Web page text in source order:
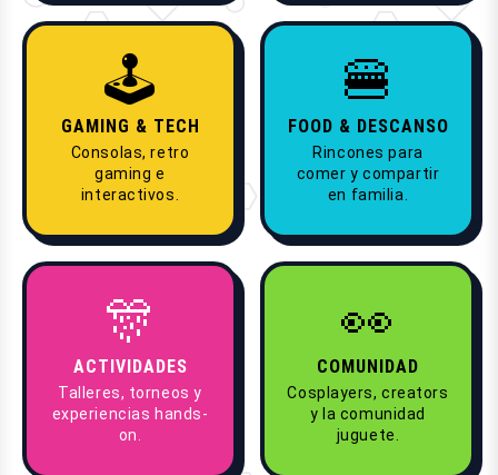
🕹
GAMING & TECH
Consolas, retro
gaming e
interactivos.
🍔
FOOD & DESCANSO
Rincones para
comer y compartir
en familia.
🎊
ACTIVIDADES
Talleres, torneos y
experiencias hands-
on.
👀
COMUNIDAD
Cosplayers, creators
y la comunidad
juguete.